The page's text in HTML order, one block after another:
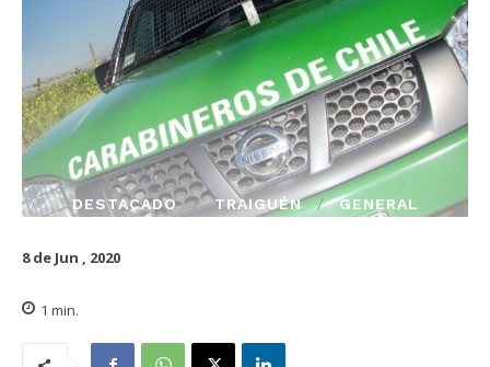
DESTACADO TRAIGUÉN GENERAL
8 de Jun , 2020
1 min.